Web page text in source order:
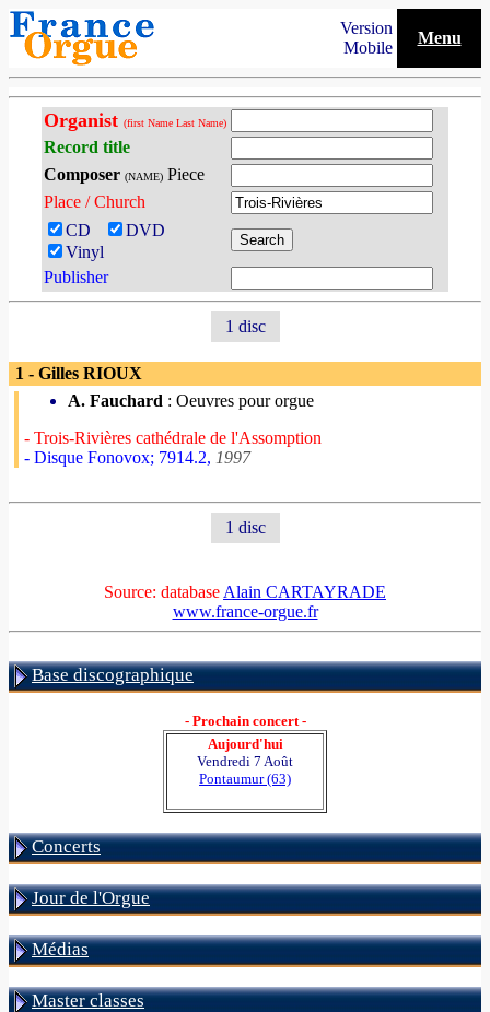
Version
Mobile
Menu
Organist (first Name Last Name)
Record title
Composer (NAME) Piece
Place / Church
CD
DVD
Vinyl
Publisher
1 disc
1 - Gilles RIOUX
A. Fauchard : Oeuvres pour orgue
- Trois-Rivières cathédrale de l'Assomption
- Disque Fonovox; 7914.2, 1997
1 disc
Source: database Alain CARTAYRADE
www.france-orgue.fr
Base discographique
- Prochain concert -
Aujourd'hui
Vendredi 7 Août
Pontaumur (63)
Concerts
Jour de l'Orgue
Médias
Master classes